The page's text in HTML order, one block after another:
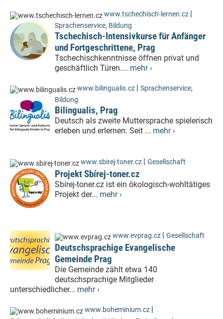
www.tschechisch-lernen.cz |
Sprachenservice, Bildung
Tschechisch-Intensivkurse für Anfänger
und Fortgeschrittene, Prag
Tschechischkenntnisse öffnen privat und
geschäftlich Türen.... mehr ›
www.bilingualis.cz | Sprachenservice,
Bildung
Bilingualis, Prag
Deutsch als zweite Muttersprache spielerisch
erleben und erlernen: Seit ... mehr ›
www.sbirej-toner.cz | Gesellschaft
Projekt Sbírej-toner.cz
Sbírej-toner.cz ist ein ökologisch-wohltätiges
Projekt der... mehr ›
www.evprag.cz | Gesellschaft
Deutschsprachige Evangelische
Gemeinde Prag
Die Gemeinde zählt etwa 140
deutschsprachige Mitglieder
unterschiedlicher... mehr ›
www.boheminium.cz |